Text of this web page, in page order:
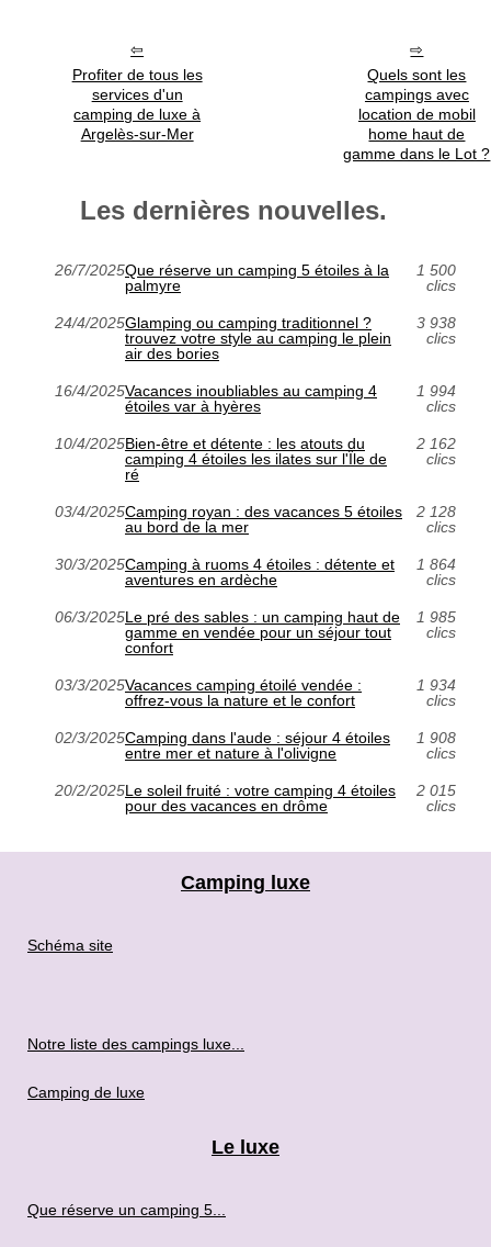
Profiter de tous les
services d'un
camping de luxe à
Argelès-sur-Mer
Quels sont les
campings avec
location de mobil
home haut de
gamme dans le Lot ?
Les dernières nouvelles.
26/7/2025Que réserve un camping 5 étoiles à la
palmyre
1 500
clics
24/4/2025Glamping ou camping traditionnel ?
trouvez votre style au camping le plein
air des bories
3 938
clics
16/4/2025Vacances inoubliables au camping 4
étoiles var à hyères
1 994
clics
10/4/2025Bien-être et détente : les atouts du
camping 4 étoiles les ilates sur l'Île de
ré
2 162
clics
03/4/2025Camping royan : des vacances 5 étoiles
au bord de la mer
2 128
clics
30/3/2025Camping à ruoms 4 étoiles : détente et
aventures en ardèche
1 864
clics
06/3/2025Le pré des sables : un camping haut de
gamme en vendée pour un séjour tout
confort
1 985
clics
03/3/2025Vacances camping étoilé vendée :
offrez-vous la nature et le confort
1 934
clics
02/3/2025Camping dans l'aude : séjour 4 étoiles
entre mer et nature à l'olivigne
1 908
clics
20/2/2025Le soleil fruité : votre camping 4 étoiles
pour des vacances en drôme
2 015
clics
Camping luxe
Schéma site
Notre liste des campings luxe...
Camping de luxe
Le luxe
Que réserve un camping 5...